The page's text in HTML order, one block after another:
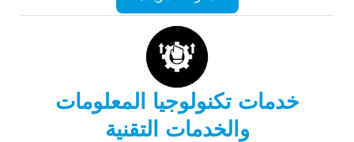
خدمات تكنولوجيا المعلومات
والخدمات التقنية